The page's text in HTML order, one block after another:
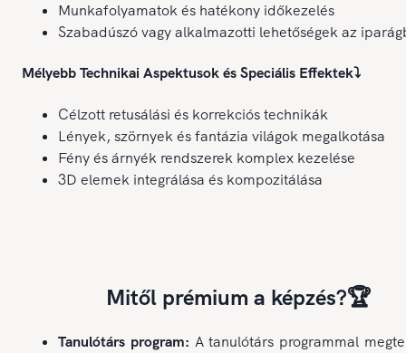
Munkafolyamatok és hatékony időkezelés
Szabadúszó vagy alkalmazotti lehetőségek az
Mélyebb Technikai Aspektusok és Speciális Effektek⤵️
Célzott retusálási és korrekciós technikák
Lények, szörnyek és fantázia világok megalkotása
Fény és árnyék rendszerek komplex kezelése
3D elemek integrálása és kompozitálása
Mitől prémium a képzés?🏆
Tanulótárs program: A tanulótárs programmal